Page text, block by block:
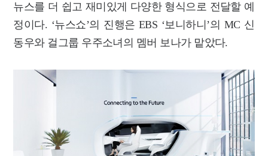
뉴스를 더 쉽고 재미있게 다양한 형식으로 전달할 예
정이다. ‘뉴스쇼’의 진행은 EBS ‘보니하니’의 MC 신
동우와 걸그룹 우주소녀의 멤버 보나가 맡았다.